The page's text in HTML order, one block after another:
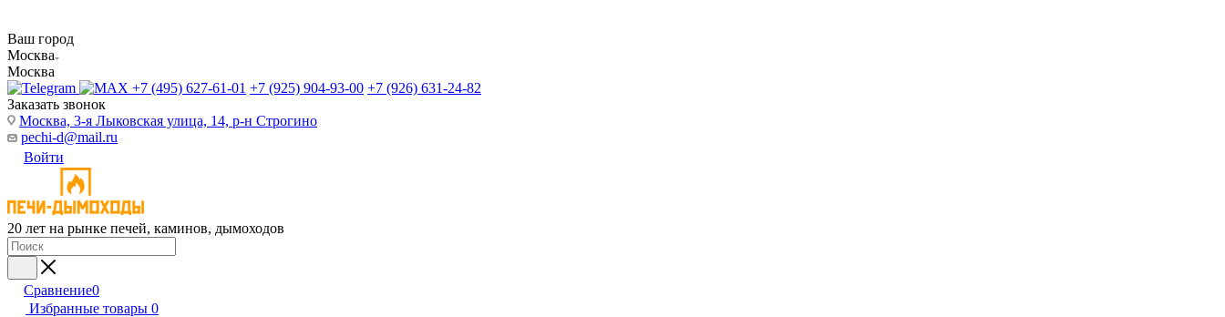
Ваш город
Москва
Москва
+7 (495) 627-61-01 +7 (925) 904-93-00 +7 (926) 631-24-82
Заказать звонок
Москва, 3-я Лыковская улица, 14, р-н Строгино
pechi-d@mail.ru
Войти
20 лет на рынке печей, каминов, дымоходов
Сравнение0
Избранные товары 0